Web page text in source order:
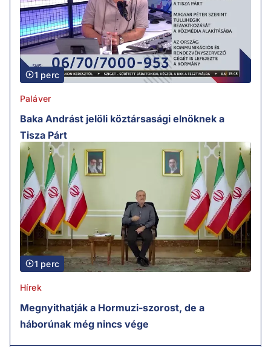
1 perc
Paláver
Baka Andrást jelöli köztársasági elnöknek a
Tisza Párt
1 perc
Hírek
Megnyithatják a Hormuzi-szorost, de a
háborúnak még nincs vége